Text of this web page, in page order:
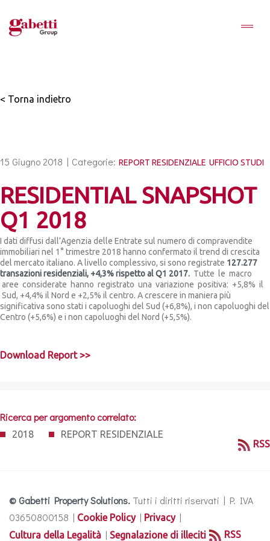
< Torna indietro
15 Giugno 2018 | Categorie: REPORT RESIDENZIALE UFFICIO STUDI
RESIDENTIAL SNAPSHOT
Q1 2018
I dati diffusi dall’Agenzia delle Entrate sul numero di compravendite
immobiliari nel 1° trimestre 2018 hanno confermato il trend di crescita
del mercato italiano. A livello complessivo, si sono registrate 127.277
transazioni residenziali, +4,3% rispetto al Q1 2017. Tutte le macro
aree considerate hanno registrato una variazione positiva: +5,8% il
Sud, +4,4% il Nord e +2,5% il centro. A crescere in maniera più
significativa sono stati i capoluoghi del Sud (+6,8%), i non capoluoghi del
Centro (+5,6%) e i non capoluoghi del Nord (+5,5%).
Download Report >>
Ricerca per argomento correlato:
2018
REPORT RESIDENZIALE
RSS
© Gabetti Property Solutions. Tutti i diritti riservati | P. IVA
03650800158 | Cookie Policy| Privacy|
Cultura della Legalità | Segnalazione di illeciti RSS